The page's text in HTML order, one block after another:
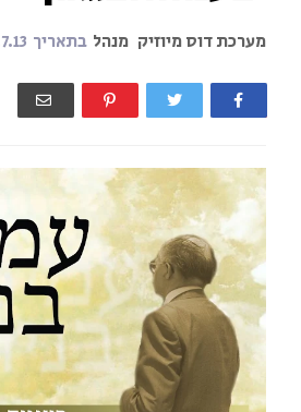
מערכת דוס מיוזיק מנהל בתאריך